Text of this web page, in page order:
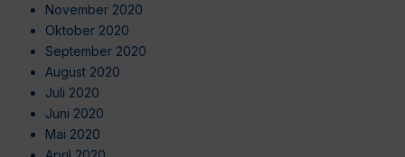
November 2020
Oktober 2020
September 2020
August 2020
Juli 2020
Juni 2020
Mai 2020